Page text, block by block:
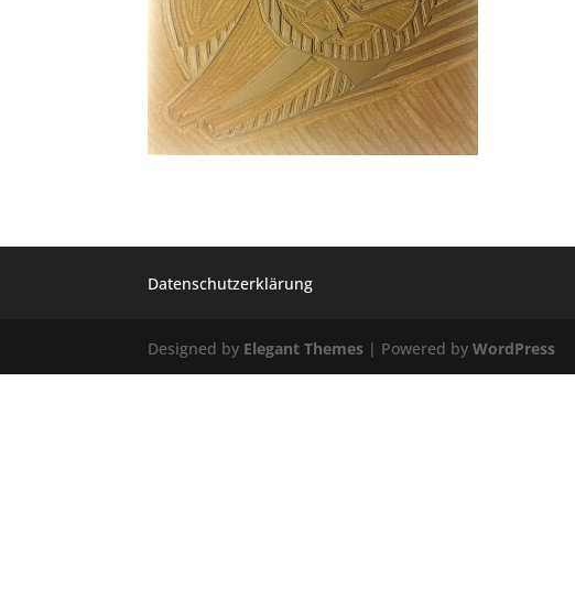
Datenschutzerklärung
Designed by Elegant Themes | Powered byWordPress